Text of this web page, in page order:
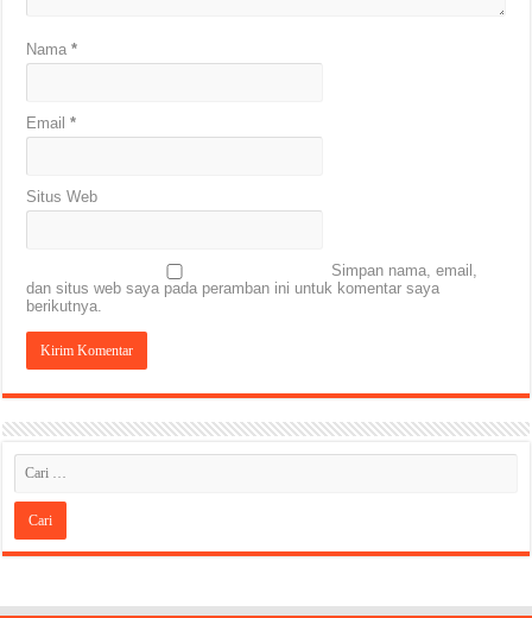
Nama*
Email*
Situs Web
Simpan nama, email,
dan situs web saya pada peramban ini untuk komentar saya
berikutnya.